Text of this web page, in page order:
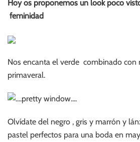
Hoy os proponemos un look poco
feminidad
Nos encanta el verde combinado con
primaveral.
Olvídate del negro , gris y marrón y
pastel perfectos para una boda en